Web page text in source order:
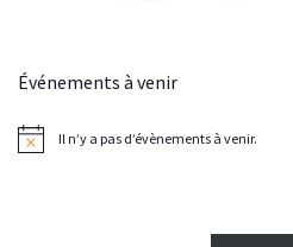
Événements à venir
Il n’y a pas d’évènements à venir.